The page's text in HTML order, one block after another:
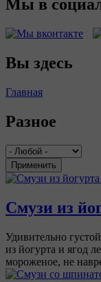
Мы в
Вы здесь
Главная
Разное
Применить
Смузи из
Удивительно
из йогурта и ягод
мороженое, не